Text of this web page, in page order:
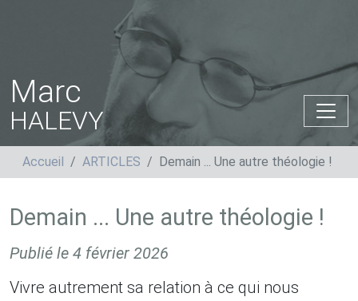
Marc
HALEVY
Accueil ARTICLES Demain ... Une autre théologie !
Demain ... Une autre théologie !
Publié le 4 février 2026
Vivre autrement sa relation à ce qui nous